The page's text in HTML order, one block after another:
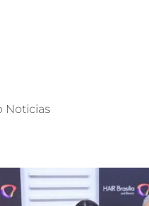
Noticias